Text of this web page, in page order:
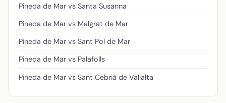
Pineda de Mar vs Santa Susanna
Pineda de Mar vs Malgrat de Mar
Pineda de Mar vs Sant Pol de Mar
Pineda de Mar vs Palafolls
Pineda de Mar vs Sant Cebrià de Vallalta